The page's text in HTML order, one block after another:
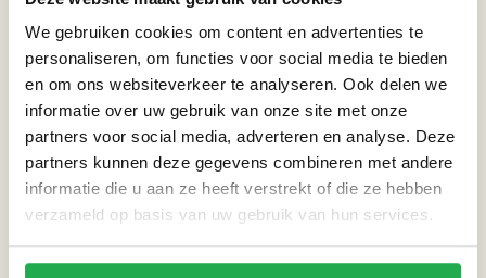
We gebruiken cookies om content en advertenties te
personaliseren, om functies voor social media te bieden
en om ons websiteverkeer te analyseren. Ook delen we
informatie over uw gebruik van onze site met onze
partners voor social media, adverteren en analyse. Deze
partners kunnen deze gegevens combineren met andere
informatie die u aan ze heeft verstrekt of die ze hebben
verzameld op basis van uw gebruik van hun services.
zich in wil zetten voor een groene en klimaatbestendige
stad;
Beschikbaar op alle trainingsmomenten;
Van plan om de opgedane kennis in te zetten en bereid een
actieplan te schrijven hoe je dit gaat doen;
Data, tijden en locatie
Trainingsdag 1: woensdag 2 oktober 18.30 tot 21.00 uur